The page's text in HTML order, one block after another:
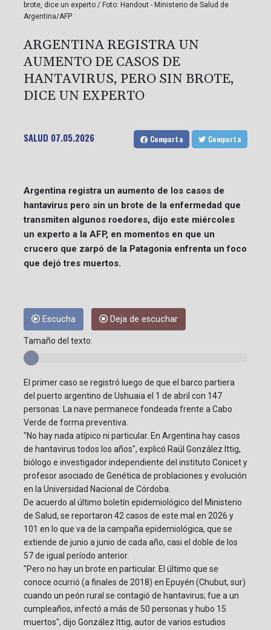
brote, dice un experto / Foto: Handout - Ministerio de Salud de
Argentina/AFP
ARGENTINA REGISTRA UN
AUMENTO DE CASOS DE
HANTAVIRUS, PERO SIN BROTE,
DICE UN EXPERTO
SALUD 07.05.2026 Comparta Comparta
Argentina registra un aumento de los casos de
hantavirus pero sin un brote de la enfermedad que
transmiten algunos roedores, dijo este miércoles
un experto a la AFP, en momentos en que un
crucero que zarpó de la Patagonia enfrenta un foco
que dejó tres muertos.
Escucha Deja de escuchar
Tamaño del texto:
El primer caso se registró luego de que el barco partiera
del puerto argentino de Ushuaia el 1 de abril con 147
personas. La nave permanece fondeada frente a Cabo
Verde de forma preventiva.
"No hay nada atípico ni particular. En Argentina hay casos
de hantavirus todos los años", explicó Raúl González Ittig,
biólogo e investigador independiente del instituto Conicet y
profesor asociado de Genética de problaciones y evolución
en la Universidad Nacional de Córdoba.
De acuerdo al último boletín epidemiológico del Ministerio
de Salud, se reportaron 42 casos de este mal en 2026 y
101 en lo que va de la campaña epidemiológica, que se
extiende de junio a junio de cada año, casi el doble de los
57 de igual período anterior.
"Pero no hay un brote en particular. El último que se
conoce ocurrió (a finales de 2018) en Epuyén (Chubut, sur)
cuando un peón rural se contagió de hantavirus; fue a un
cumpleaños, infectó a más de 50 personas y hubo 15
muertos", dijo González Ittig, autor de varios estudios